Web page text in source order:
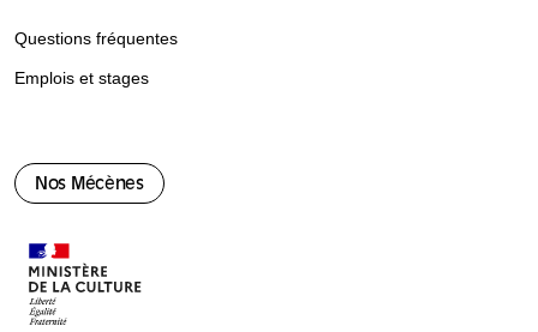
Nos Mécènes
Questions fréquentes
Emplois et stages